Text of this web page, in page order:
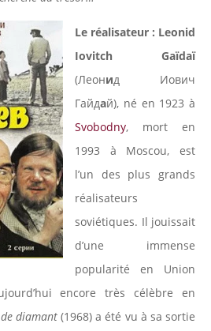
Le réalisateur : Leonid
Iovitch Gaïdaï
(Леонид Иович
Гайдай), né en 1923 à
Svobodny, mort en
1993 à Moscou, est
l’un des plus grands
réalisateurs
soviétiques. Il jouissait
d’une immense
popularité en Union
encore très célèbre en
diamant(1968) a été vu à sa sortie